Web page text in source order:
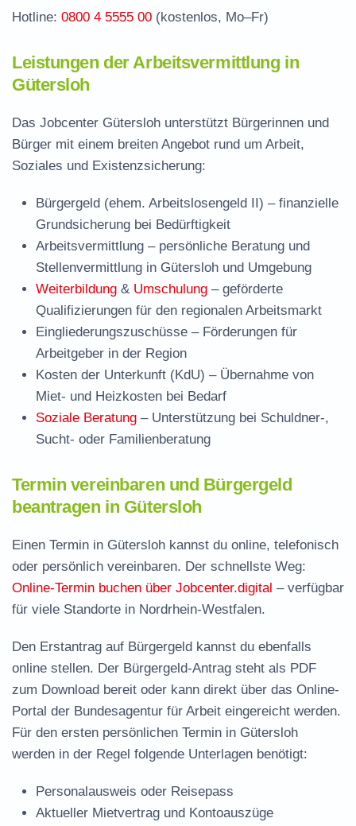
Hotline: 0800 4 5555 00 (kostenlos, Mo–Fr)
Leistungen der Arbeitsvermittlung in
Gütersloh
Das Jobcenter Gütersloh unterstützt Bürgerinnen und
Bürger mit einem breiten Angebot rund um Arbeit,
Soziales und Existenzsicherung:
Bürgergeld (ehem. Arbeitslosengeld II) – finanzielle
Grundsicherung bei Bedürftigkeit
Arbeitsvermittlung – persönliche Beratung und
Stellenvermittlung in Gütersloh und Umgebung
Weiterbildung & Umschulung – geförderte
Qualifizierungen für den regionalen Arbeitsmarkt
Eingliederungszuschüsse – Förderungen für
Arbeitgeber in der Region
Kosten der Unterkunft (KdU) – Übernahme von
Miet- und Heizkosten bei Bedarf
Soziale Beratung – Unterstützung bei Schuldner-,
Sucht- oder Familienberatung
Termin vereinbaren und Bürgergeld
beantragen in Gütersloh
Einen Termin in Gütersloh kannst du online, telefonisch
oder persönlich vereinbaren. Der schnellste Weg:
Online-Termin buchen über Jobcenter.digital – verfügbar
für viele Standorte in Nordrhein-Westfalen.
Den Erstantrag auf Bürgergeld kannst du ebenfalls
online stellen. Der Bürgergeld-Antrag steht als PDF
zum Download bereit oder kann direkt über das Online-
Portal der Bundesagentur für Arbeit eingereicht werden.
Für den ersten persönlichen Termin in Gütersloh
werden in der Regel folgende Unterlagen benötigt:
Personalausweis oder Reisepass
Aktueller Mietvertrag und Kontoauszüge